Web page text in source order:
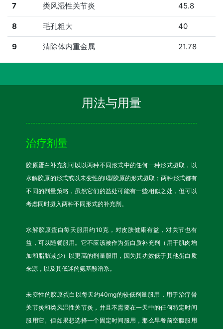
7 类风湿性关节炎 45.8
8 毛孔粗大 40
9 清除体内重金属 21.78
用法与用量
治疗剂量
胶原蛋白补充剂可以以两种不同形式中的任何一种形式摄取，以
水解胶原的形式或以未变性的II型胶原的形式摄取；两种形式都有
不同的剂量策略，虽然它们的益处可能有一些相似之处，但可以
考虑同时摄入两种不同形式的补充剂。
水解胶原蛋白每天服用约10克，对皮肤健康有益，对关节也有
益，可以随餐服用。它不应该被作为蛋白质补充剂（用于肌肉增
加和脂肪减少）以更高的剂量服用，因为其功效低于其他蛋白质
来源，以及其低迷的氨基酸谱系。
未变性的胶原蛋白以每天约40mg的较低剂量服用，用于治疗骨
关节炎和类风湿性关节炎，并且不需要在一天中的任何特定时间
服用它。但如果想选择一个固定时间服用，那么早餐前空腹服用